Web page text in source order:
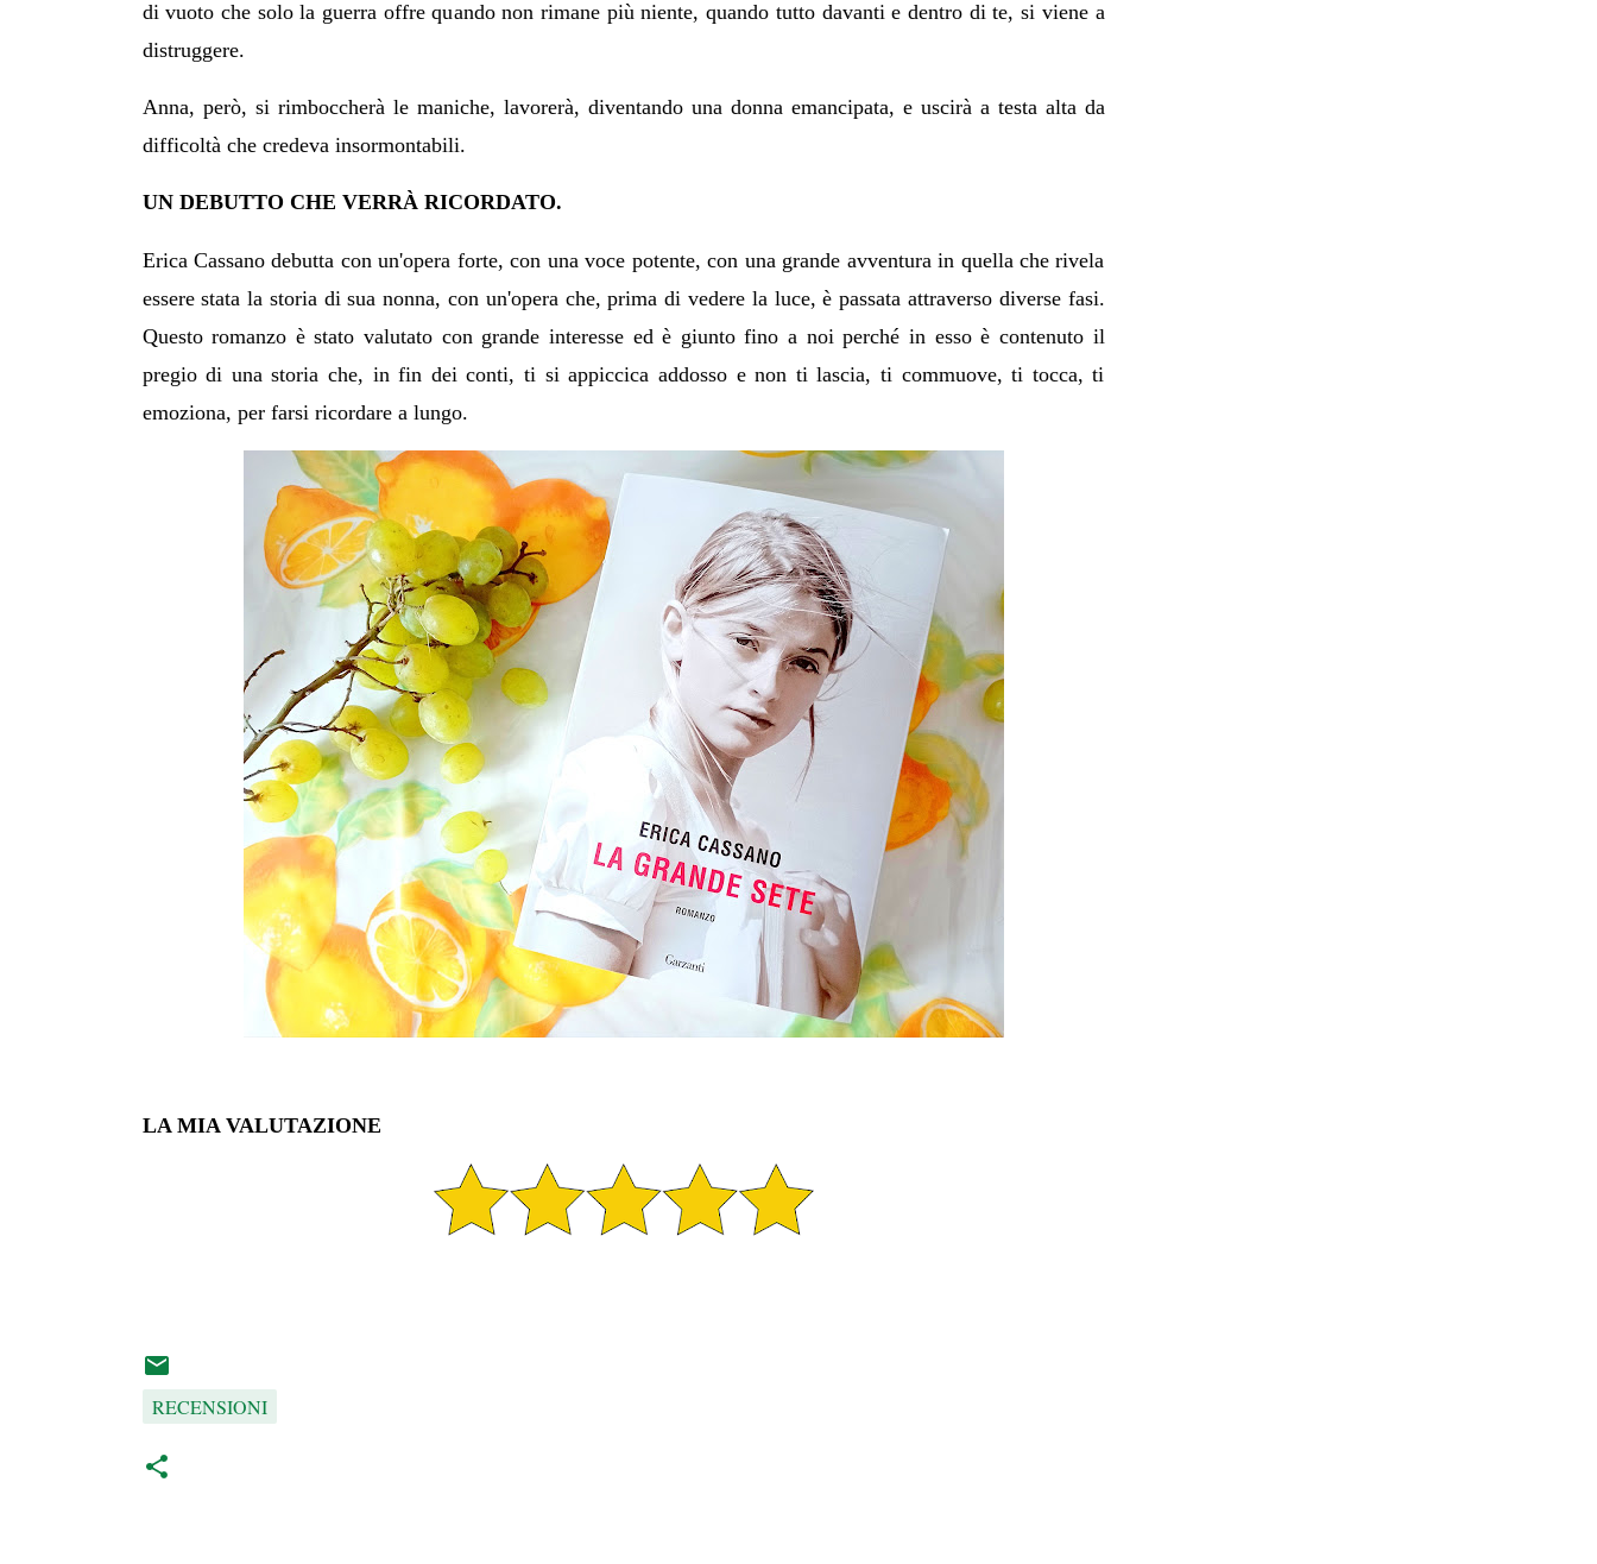
di vuoto che solo la guerra offre quando non rimane più niente, quando tutto davanti e dentro di te, si viene a
distruggere.
Anna, però, si rimboccherà le maniche, lavorerà, diventando una donna emancipata, e uscirà a testa alta da
difficoltà che credeva insormontabili.
UN DEBUTTO CHE VERRÀ RICORDATO.
Erica Cassano debutta con un'opera forte, con una voce potente, con una grande avventura in quella che rivela
essere stata la storia di sua nonna, con un'opera che, prima di vedere la luce, è passata attraverso diverse fasi.
Questo romanzo è stato valutato con grande interesse ed è giunto fino a noi perché in esso è contenuto il
pregio di una storia che, in fin dei conti, ti si appiccica addosso e non ti lascia, ti commuove, ti tocca, ti
emoziona, per farsi ricordare a lungo.
LA MIA VALUTAZIONE
RECENSIONI